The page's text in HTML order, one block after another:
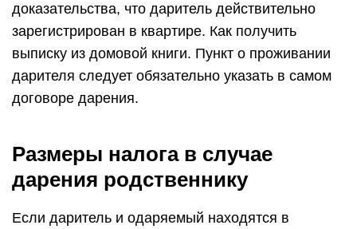
доказательства, что даритель действительно
зарегистрирован в квартире. Как получить
выписку из домовой книги. Пункт о проживании
дарителя следует обязательно указать в самом
договоре дарения.
Размеры налога в случае
дарения родственнику
Если даритель и одаряемый находятся в